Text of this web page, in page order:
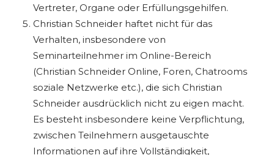
Vertreter, Organe oder Erfüllungsgehilfen.
Christian Schneider haftet nicht für das
Verhalten, insbesondere von
Seminarteilnehmer im Online-Bereich
(Christian Schneider Online, Foren, Chatrooms
soziale Netzwerke etc.), die sich Christian
Schneider ausdrücklich nicht zu eigen macht.
Es besteht insbesondere keine Verpflichtung,
zwischen Teilnehmern ausgetauschte
Informationen auf ihre Vollständigkeit,